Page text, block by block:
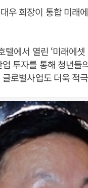
우 회장이 통합 미래
에서 열린 ‘미래에
투자를 통해 청년들
로벌사업도 더욱 적